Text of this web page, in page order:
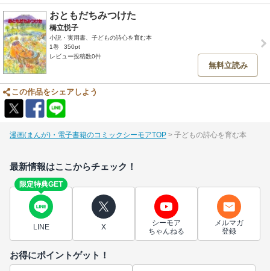
おともだちみつけた
橋立悦子
小説・実用書、子どもの詩心を育む本
1巻
350pt
レビュー投稿数0件
無料立読み
この作品をシェアしよう
漫画(まんが)・電子書籍のコミックシーモアTOP 子どもの詩心を育む本
最新情報はここからチェック！
限定特典GET
LINE X
シーモア
ちゃんねる
メルマガ
登録
お得にポイントゲット！